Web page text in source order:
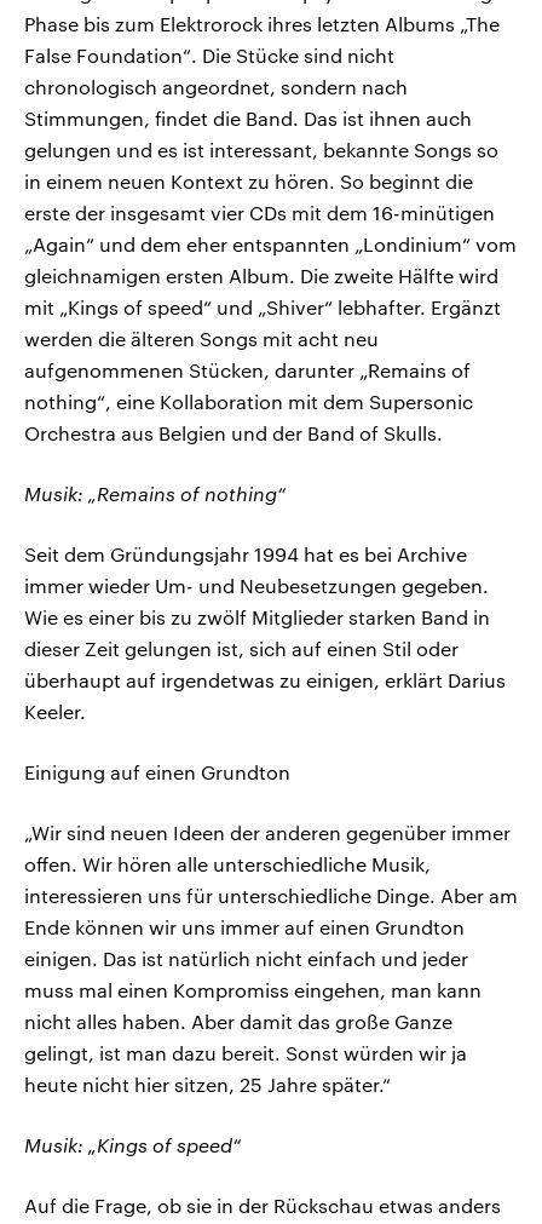
Phase bis zum Elektrorock ihres letzten Albums „The
False Foundation“. Die Stücke sind nicht
chronologisch angeordnet, sondern nach
Stimmungen, findet die Band. Das ist ihnen auch
gelungen und es ist interessant, bekannte Songs so
in einem neuen Kontext zu hören. So beginnt die
erste der insgesamt vier CDs mit dem 16-minütigen
„Again“ und dem eher entspannten „Londinium“ vom
gleichnamigen ersten Album. Die zweite Hälfte wird
mit „Kings of speed“ und „Shiver“ lebhafter. Ergänzt
werden die älteren Songs mit acht neu
aufgenommenen Stücken, darunter „Remains of
nothing“, eine Kollaboration mit dem Supersonic
Orchestra aus Belgien und der Band of Skulls.
Musik: „Remains of nothing“
Seit dem Gründungsjahr 1994 hat es bei Archive
immer wieder Um- und Neubesetzungen gegeben.
Wie es einer bis zu zwölf Mitglieder starken Band in
dieser Zeit gelungen ist, sich auf einen Stil oder
überhaupt auf irgendetwas zu einigen, erklärt Darius
Keeler.
Einigung auf einen Grundton
„Wir sind neuen Ideen der anderen gegenüber immer
offen. Wir hören alle unterschiedliche Musik,
interessieren uns für unterschiedliche Dinge. Aber am
Ende können wir uns immer auf einen Grundton
einigen. Das ist natürlich nicht einfach und jeder
muss mal einen Kompromiss eingehen, man kann
nicht alles haben. Aber damit das große Ganze
gelingt, ist man dazu bereit. Sonst würden wir ja
heute nicht hier sitzen, 25 Jahre später.“
Musik: „Kings of speed“
Auf die Frage, ob sie in der Rückschau etwas anders